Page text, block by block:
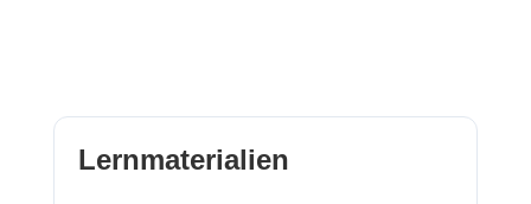
Lernmaterialien